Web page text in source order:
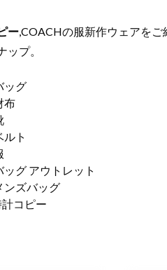
ー,COACHの服新作ウェアを
ップ。
ッグ
布
ルト
ッグ アウトレット
ンズバッグ
コピー